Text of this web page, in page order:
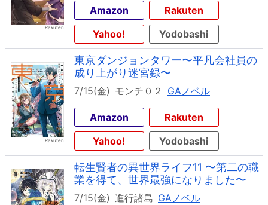
Amazon
Rakuten
Yahoo!
Yodobashi
東京ダンジョンタワー〜平凡会社員の
成り上がり迷宮録〜
7/15(金) モンチ０２ GAノベル
Amazon
Rakuten
Yahoo!
Yodobashi
転生賢者の異世界ライフ11 〜第二の職
業を得て、世界最強になりました〜
7/15(金) 進行諸島 GAノベル